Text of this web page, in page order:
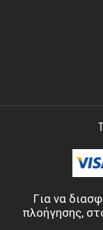
Για να
πλοήγησης,